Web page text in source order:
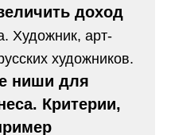
доход
Художник, арт-
художников.
ниши для
Критерии,